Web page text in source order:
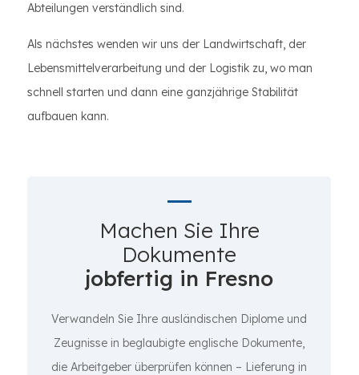
Abteilungen verständlich sind.
Als nächstes wenden wir uns der Landwirtschaft, der
Lebensmittelverarbeitung und der Logistik zu, wo man
schnell starten und dann eine ganzjährige Stabilität
aufbauen kann.
Machen Sie Ihre
Dokumente
jobfertig in Fresno
Verwandeln Sie Ihre ausländischen Diplome und
Zeugnisse in beglaubigte englische Dokumente,
die Arbeitgeber überprüfen können – Lieferung in